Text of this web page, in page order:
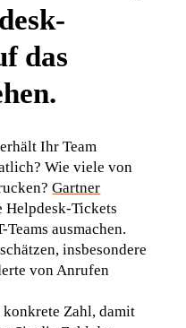
das
Ihr Team
Wie viele von
Gartner
Helpdesk-Tickets
ausmachen.
insbesondere
von Anrufen
konkrete Zahl, damit